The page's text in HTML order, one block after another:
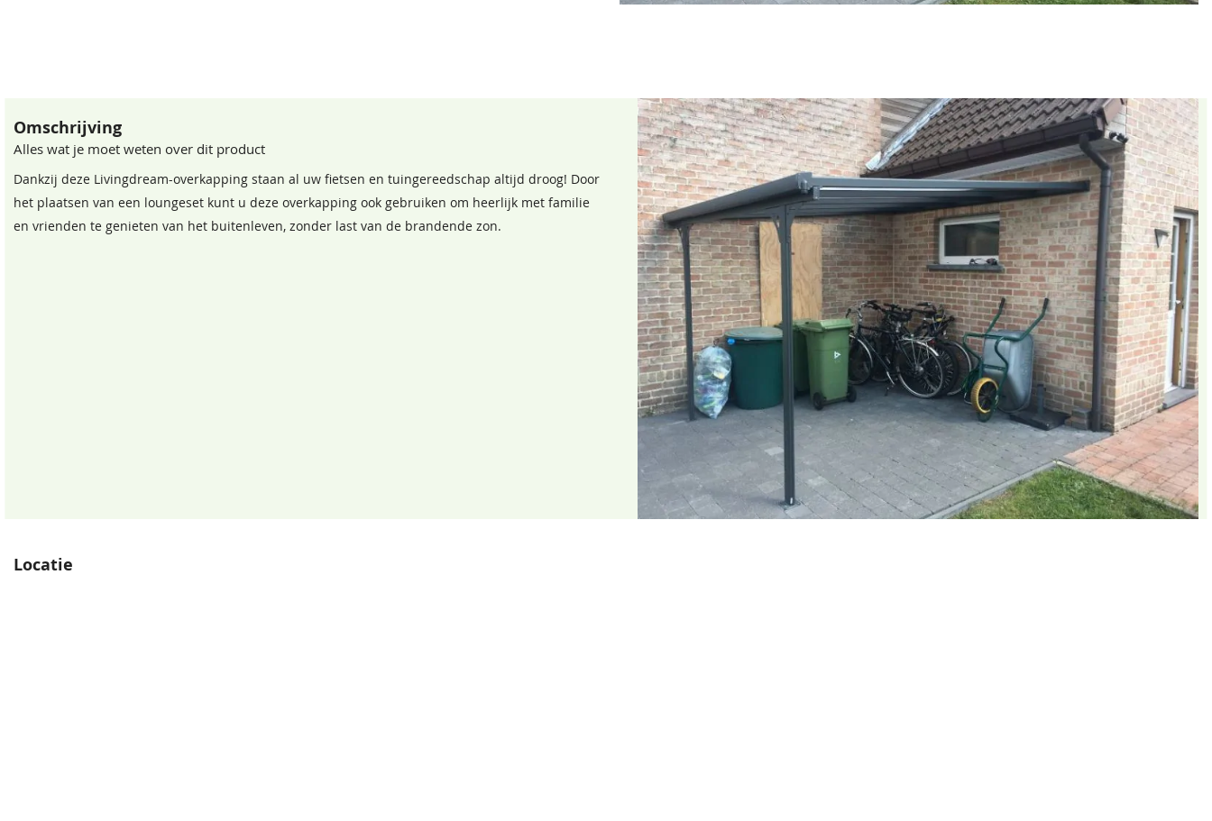
Omschrijving
Alles wat je moet weten over dit product
Dankzij deze Livingdream-overkapping staan al uw fietsen en tuingereedschap altijd droog! Door
het plaatsen van een loungeset kunt u deze overkapping ook gebruiken om heerlijk met familie
en vrienden te genieten van het buitenleven, zonder last van de brandende zon.
Locatie